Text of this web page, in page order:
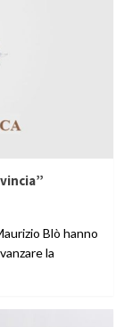
Blò hanno
la